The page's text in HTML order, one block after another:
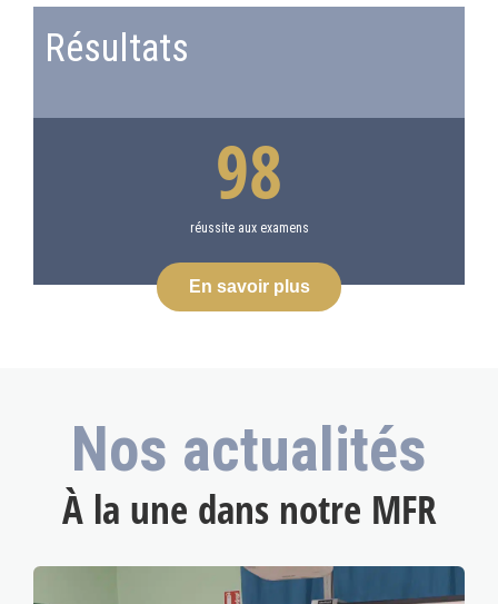
Résultats
98
réussite aux examens
En savoir plus
Nos actualités
À la une dans notre MFR